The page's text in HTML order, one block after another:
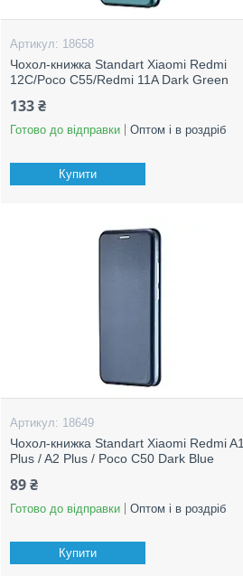
18658
Чохол-книжка Standart Xiaomi Redmi
12C/Poco C55/Redmi 11A Dark Green
133 ₴
Готово до відправки Оптом і в роздріб
Купити
18649
Чохол-книжка Standart Xiaomi Redmi A1
Plus / A2 Plus / Poco C50 Dark Blue
89 ₴
Готово до відправки Оптом і в роздріб
Купити